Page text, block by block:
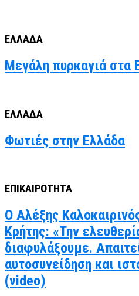
ΕΛΛΑΔΑ
Μεγάλη πυρκαγιά στα
ΕΛΛΑΔΑ
Φωτιές στην Ελλάδα
ΕΠΙΚΑΙΡΟΤΗΤΑ
Ο Αλέξης
Κρήτης: «Την
διαφυλάξουμε.
αυτοσυνείδηση και
(video)